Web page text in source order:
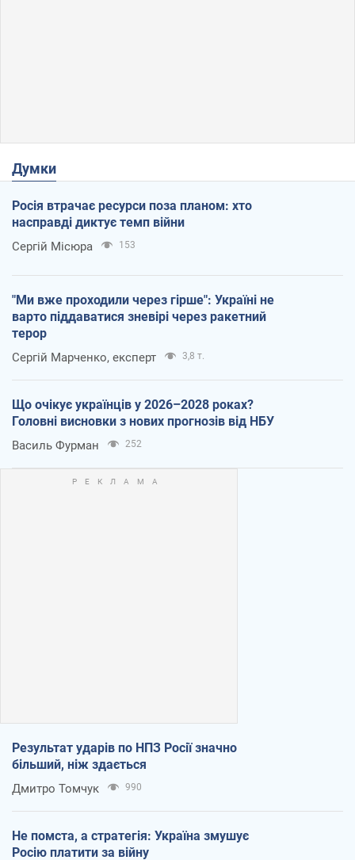
Думки
Росія втрачає ресурси поза планом: хто
насправді диктує темп війни
Сергій Місюра 153
"Ми вже проходили через гірше": Україні не
варто піддаватися зневірі через ракетний
терор
Сергій Марченко, експерт 3,8 т.
Що очікує українців у 2026–2028 роках?
Головні висновки з нових прогнозів від НБУ
Василь Фурман 252
Результат ударів по НПЗ Росії значно
більший, ніж здається
Дмитро Томчук 990
Не помста, а стратегія: Україна змушує
Росію платити за війну